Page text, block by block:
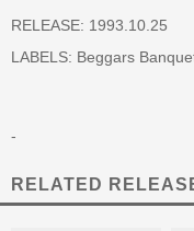
RELEASE: 1993.10.25
LABELS: Beggars
-
RELATED